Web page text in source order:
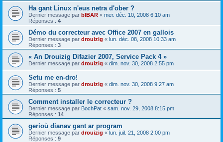
Ha gant Linux n'eus netra d'ober ?
Dernier message par bIBAR « mer. déc. 10, 2008 6:10 am
Réponses : 4
Démo du correcteur avec Office 2007 en gallois
Dernier message par drouizig « lun. déc. 08, 2008 10:33 am
Réponses : 3
« An Drouizig Difazier 2007, Service Pack 4 »
Dernier message par drouizig « dim. nov. 30, 2008 2:55 pm
Setu me en-dro!
Dernier message par drouizig « dim. nov. 30, 2008 9:27 am
Réponses : 5
Comment installer le correcteur ?
Dernier message par BochPat « sam. nov. 29, 2008 8:15 pm
Réponses : 14
gerioù dianav gant ar program
Dernier message par drouizig « lun. juil. 21, 2008 2:00 pm
Réponses : 9